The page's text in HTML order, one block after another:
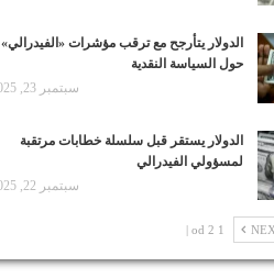
الدولار يتأرجح مع ترقب مؤشرات «الفيدرالي»
حول السياسة النقدية
سبتمبر 23, 2025
الدولار يستقر قبل سلسلة خطابات مرتقبة
لمسؤولي الفيدرالي
سبتمبر 22, 2025
1 od 2 |